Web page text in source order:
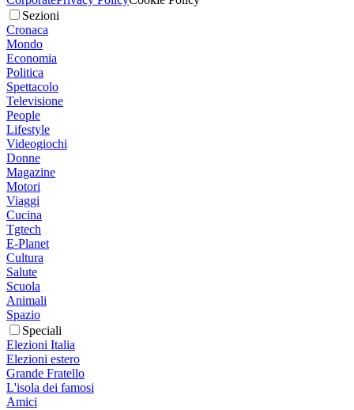
Sezioni
Cronaca
Mondo
Economia
Politica
Spettacolo
Televisione
People
Lifestyle
Videogiochi
Donne
Magazine
Motori
Viaggi
Cucina
Tgtech
E-Planet
Cultura
Salute
Scuola
Animali
Spazio
Speciali
Elezioni Italia
Elezioni estero
Grande Fratello
L'isola dei famosi
Amici